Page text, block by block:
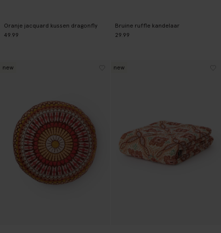
Oranje jacquard kussen dragonfly
49.99
Bruine ruffle kandelaar
29.99
new new